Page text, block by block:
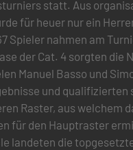
statt. Aus
für heuer nur ein
Spieler nahmen am
der Cat. 4 sorgten die
Manuel Basso und
und qualifizierten
Raster, aus welchem
für den Hauptraster
landeten die